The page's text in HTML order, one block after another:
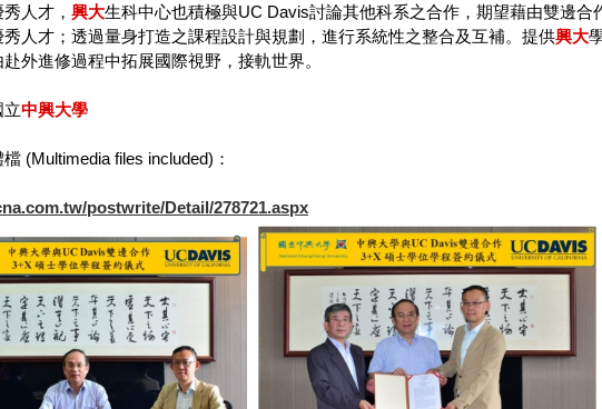
人才， 興大生科中心也積極與UC Davis討論其他科系之合作，期望藉由雙邊
秀人才；透過量身打造之課程設計與規劃，進行系統性之整合及互補。提供興大
外進修過程中拓展國際視野，接軌世界。
立中興大學
(Multimedia files included)：
postwrite/Detail/278721.aspx